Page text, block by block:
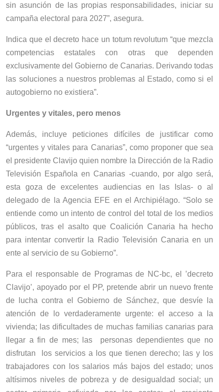
sin asunción de las propias responsabilidades, iniciar su
campaña electoral para 2027”, asegura.
Indica que el decreto hace un totum revolutum “que mezcla
competencias estatales con otras que dependen
exclusivamente del Gobierno de Canarias. Derivando todas
las soluciones a nuestros problemas al Estado, como si el
autogobierno no existiera”.
Urgentes y vitales, pero menos
Además, incluye peticiones difíciles de justificar como
“urgentes y vitales para Canarias”, como proponer que sea
el presidente Clavijo quien nombre la Dirección de la Radio
Televisión Española en Canarias -cuando, por algo será,
esta goza de excelentes audiencias en las Islas- o al
delegado de la Agencia EFE en el Archipiélago. “Solo se
entiende como un intento de control del total de los medios
públicos, tras el asalto que Coalición Canaria ha hecho
para intentar convertir la Radio Televisión Canaria en un
ente al servicio de su Gobierno”.
Para el responsable de Programas de NC-bc, el ’decreto
Clavijo’, apoyado por el PP, pretende abrir un nuevo frente
de lucha contra el Gobierno de Sánchez, que desvíe la
atención de lo verdaderamente urgente: el acceso a la
vivienda; las dificultades de muchas familias canarias para
llegar a fin de mes; las personas dependientes que no
disfrutan los servicios a los que tienen derecho; las y los
trabajadores con los salarios más bajos del estado; unos
altísimos niveles de pobreza y de desigualdad social; un